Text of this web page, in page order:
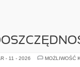
- 11 - 2026
MOŻLIWOŚĆ